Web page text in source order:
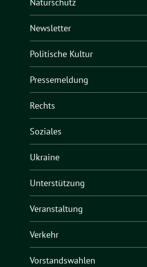
Naturschutz
Newsletter
Politische Kultur
Pressemeldung
Rechts
Soziales
Ukraine
Unterstützung
Veranstaltung
Verkehr
Vorstandswahlen